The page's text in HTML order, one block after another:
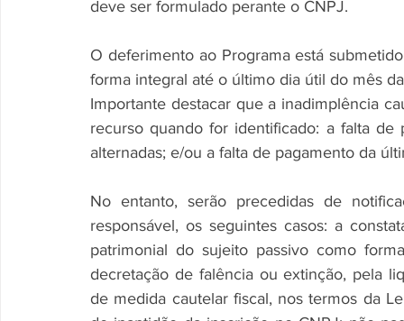
deve ser formulado perante o CNPJ.
O deferimento ao Programa está
forma integral até o último dia útil do mês
Importante destacar que a inadimplência
recurso quando for identificado: a falta de
alternadas; e/ou a falta de pagamento da
No entanto, serão precedidas de
responsável, os seguintes casos: a
patrimonial do sujeito passivo como
decretação de falência ou extinção, pela
de medida cautelar fiscal, nos termos da